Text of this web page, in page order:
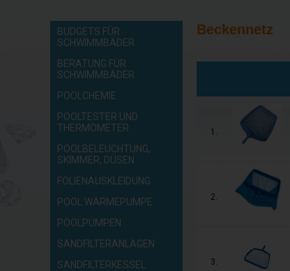
BUDGETS FÜR
SCHWIMMBÄDER
BERATUNG FÜR
SCHWIMMBÄDER
POOLCHEMIE
POOLTESTER UND
THERMOMETER
POOLBELEUCHTUNG,
SKIMMER, DÜSEN
FOLIENAUSKLEIDUNG
POOL WÄRMEPUMPE
POOLPUMPEN
SANDFILTERANLAGEN
SANDFILTERKESSEL
Beckennetz
1.
2.
3.